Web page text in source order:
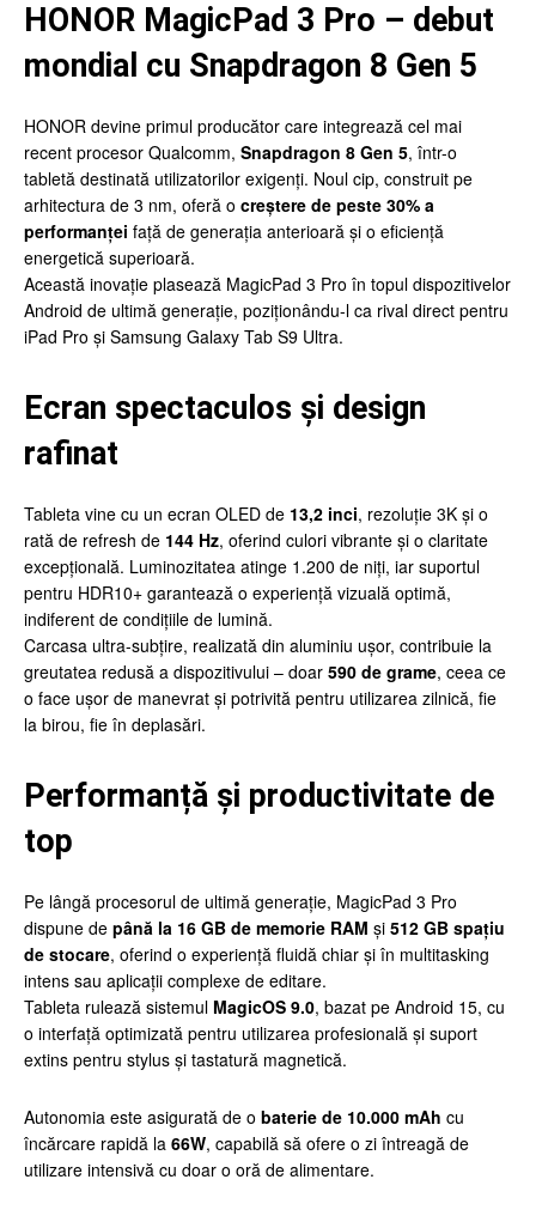
HONOR MagicPad 3 Pro – debut
mondial cu Snapdragon 8 Gen 5
HONOR devine primul producător care integrează cel mai
recent procesor Qualcomm, Snapdragon 8 Gen 5, într-o
tabletă destinată utilizatorilor exigenți. Noul cip, construit pe
arhitectura de 3 nm, oferă o creștere de peste 30% a
performanței față de generația anterioară și o eficiență
energetică superioară.
Această inovație plasează MagicPad 3 Pro în topul dispozitivelor
Android de ultimă generație, poziționându-l ca rival direct pentru
iPad Pro și Samsung Galaxy Tab S9 Ultra.
Ecran spectaculos și design
rafinat
Tableta vine cu un ecran OLED de 13,2 inci, rezoluție 3K și o
rată de refresh de 144 Hz, oferind culori vibrante și o claritate
excepțională. Luminozitatea atinge 1.200 de niți, iar suportul
pentru HDR10+ garantează o experiență vizuală optimă,
indiferent de condițiile de lumină.
Carcasa ultra-subțire, realizată din aluminiu ușor, contribuie la
greutatea redusă a dispozitivului – doar 590 de grame, ceea ce
o face ușor de manevrat și potrivită pentru utilizarea zilnică, fie
la birou, fie în deplasări.
Performanță și productivitate de
top
Pe lângă procesorul de ultimă generație, MagicPad 3 Pro
dispune de până la 16 GB de memorie RAM și 512 GB spațiu
de stocare, oferind o experiență fluidă chiar și în multitasking
intens sau aplicații complexe de editare.
Tableta rulează sistemul MagicOS 9.0, bazat pe Android 15, cu
o interfață optimizată pentru utilizarea profesională și suport
extins pentru stylus și tastatură magnetică.
Autonomia este asigurată de o baterie de 10.000 mAh cu
încărcare rapidă la 66W, capabilă să ofere o zi întreagă de
utilizare intensivă cu doar o oră de alimentare.